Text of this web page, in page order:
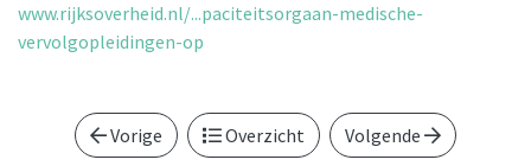
www.rijksoverheid.nl/...paciteitsorgaan-medische-
vervolgopleidingen-op
Vorige Overzicht Volgende